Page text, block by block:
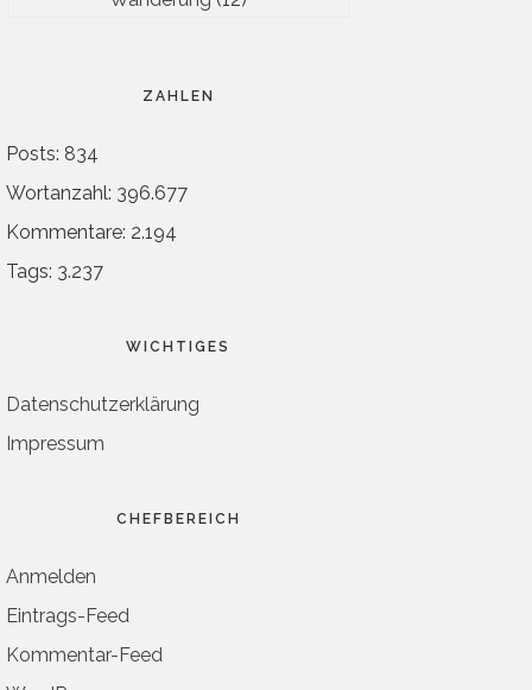
ZAHLEN
Posts: 834
Wortanzahl: 396.677
Kommentare: 2.194
Tags: 3.237
WICHTIGES
Datenschutzerklärung
Impressum
CHEFBEREICH
Anmelden
Eintrags-Feed
Kommentar-Feed